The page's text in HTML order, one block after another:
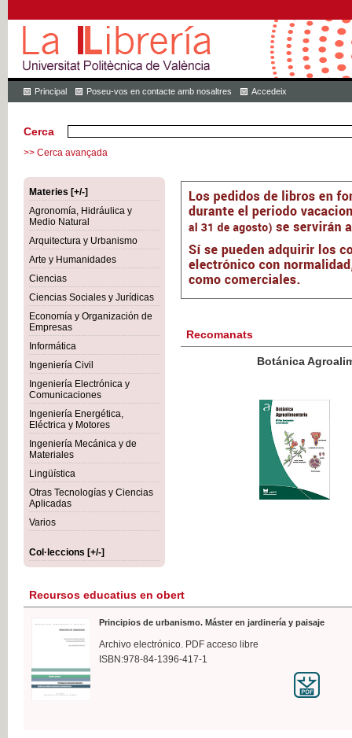
Principal Poseu-vos en contacte amb nosaltres Accedeix
Cerca
>> Cerca avançada
Materies [+/-]
Agronomía, Hidráulica y
Medio Natural
Arquitectura y Urbanismo
Arte y Humanidades
Ciencias
Ciencias Sociales y Jurídicas
Economía y Organización de
Empresas
Informática
Ingeniería Civil
Ingeniería Electrónica y
Comunicaciones
Ingeniería Energética,
Eléctrica y Motores
Ingeniería Mecánica y de
Materiales
Lingüística
Otras Tecnologías y Ciencias
Aplicadas
Varios
Col·leccions [+/-]
Recomanats
Botánica Agroalimentaria
Recursos educatius en obert
Principios de urbanismo. Máster en jardinería y paisaje
Archivo electrónico. PDF acceso libre
ISBN:978-84-1396-417-1